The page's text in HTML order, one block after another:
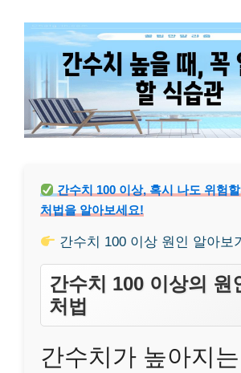
간수치 100 이상, 혹시 나도 위험
처법을 알아보세요!
간수치 100 이상 원인 알아보기
간수치 100 이상의 원
처법
간수치가 높아지